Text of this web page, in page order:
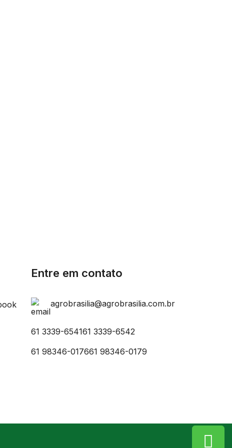
Entre em contato
agrobrasilia@agrobrasilia.com.br
61 3339-654161 3339-6542
61 98346-017661 98346-0179